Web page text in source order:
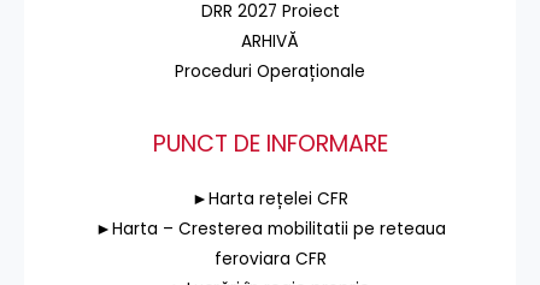
DRR 2027 Proiect
ARHIVĂ
Proceduri Operaționale
PUNCT DE INFORMARE
►Harta rețelei CFR
►Harta – Cresterea mobilitatii pe reteaua
feroviara CFR